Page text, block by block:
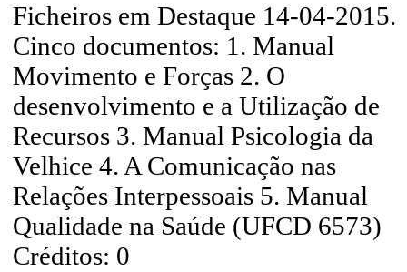
Ficheiros em Destaque 14-04-2015.
Cinco documentos: 1. Manual
Movimento e Forças 2. O
desenvolvimento e a Utilização de
Recursos 3. Manual Psicologia da
Velhice 4. A Comunicação nas
Relações Interpessoais 5. Manual
Qualidade na Saúde (UFCD 6573)
Créditos: 0